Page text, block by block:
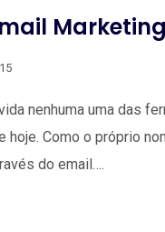
Marketing
nenhuma uma das
Como o próprio
do email….